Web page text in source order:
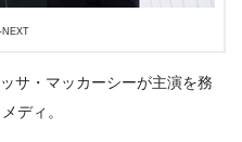
NEXT
サ・マッカーシーが主演を務
ディ。